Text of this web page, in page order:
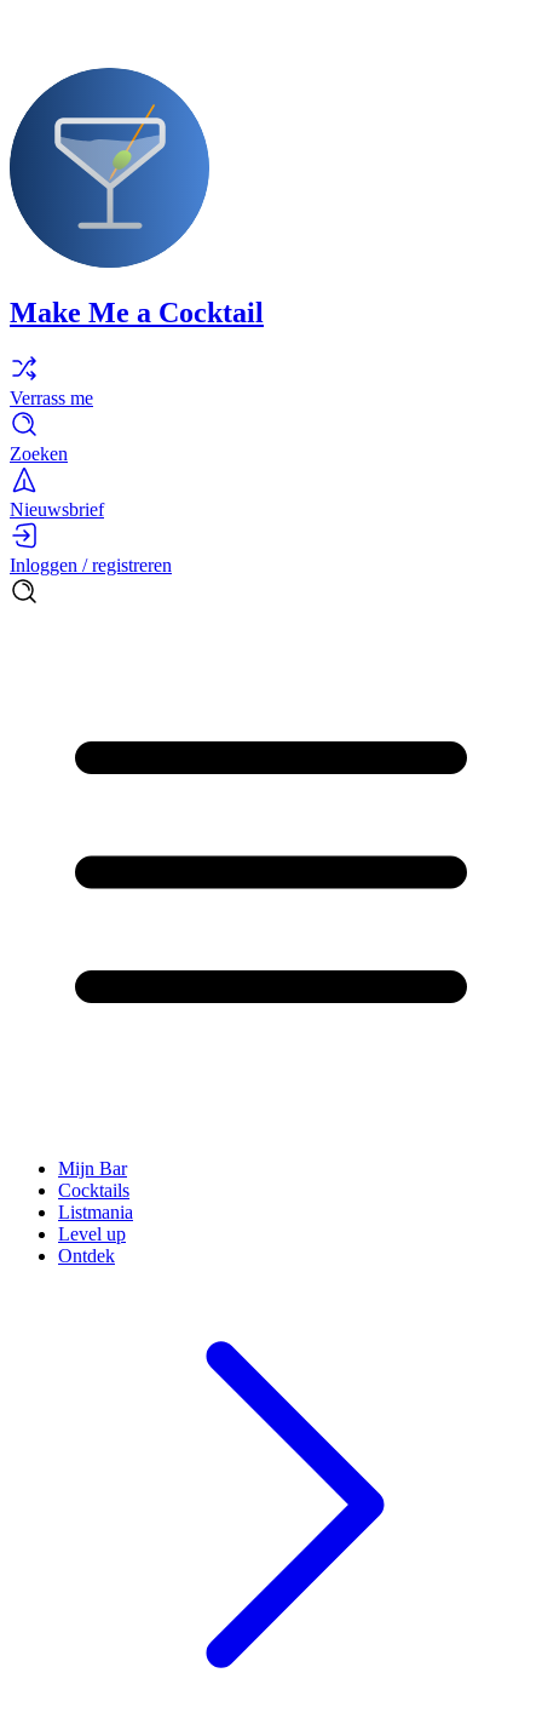
Make Me a Cocktail
Verrass me
Zoeken
Nieuwsbrief
Inloggen / registreren
Mijn Bar
Cocktails
Listmania
Level up
Ontdek